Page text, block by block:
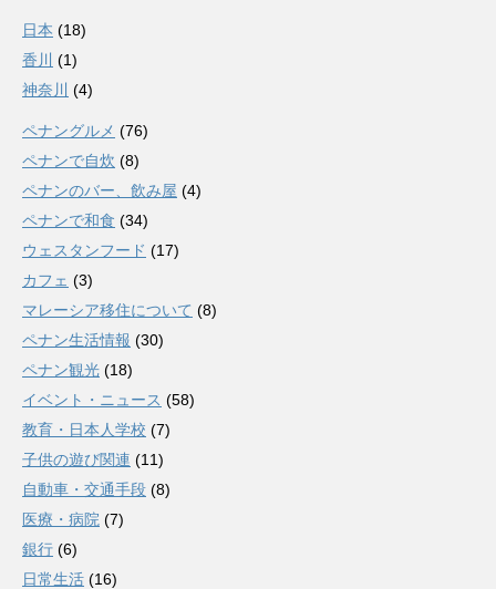
日本 (18)
香川
(1)
神奈川
(4)
ペナングルメ (76)
ペナンで自炊 (8)
ペナンのバー、飲み屋 (4)
ペナンで和食 (34)
ウェスタンフード (17)
カフェ (3)
マレーシア移住について (8)
ペナン生活情報 (30)
ペナン観光 (18)
イベント・ニュース (58)
教育・日本人学校 (7)
子供の遊び関連 (11)
自動車・交通手段 (8)
医療・病院 (7)
銀行 (6)
日常生活 (16)